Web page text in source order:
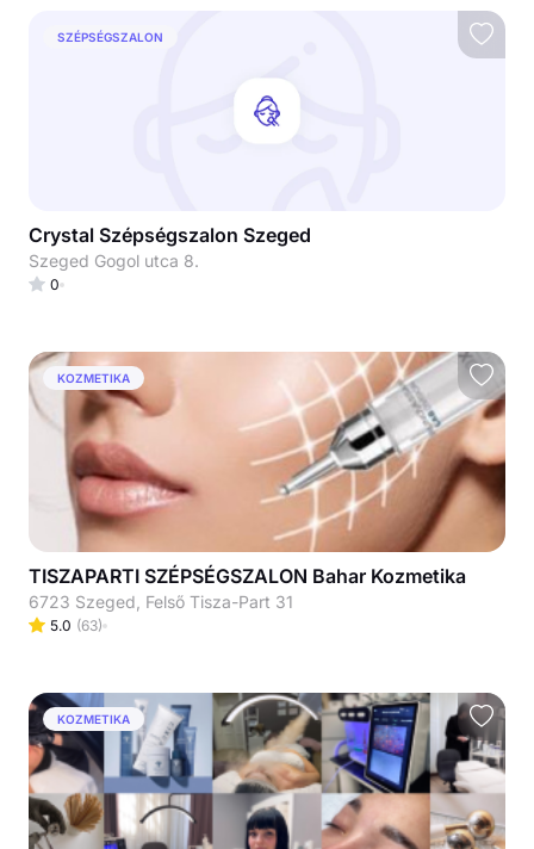
SZÉPSÉGSZALON
Crystal Szépségszalon Szeged
Szeged Gogol utca 8.
0
KOZMETIKA
TISZAPARTI SZÉPSÉGSZALON Bahar Kozmetika
6723 Szeged, Felső Tisza-Part 31
5.0 (63)
KOZMETIKA